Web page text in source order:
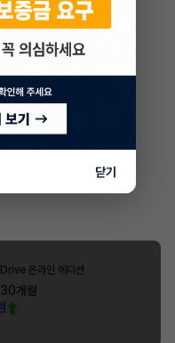
온라인 에디션
X13개월
온라인 에디션
30개월
닫기